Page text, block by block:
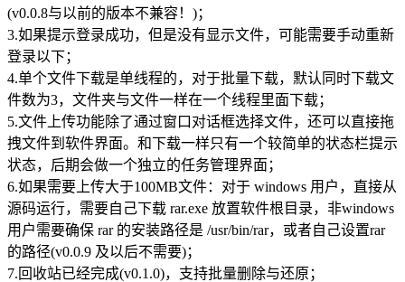
(v0.0.8与以前的版本不兼容！)；
3.如果提示登录成功，但是没有显示文件，可能需要手动重新
登录以下；
4.单个文件下载是单线程的，对于批量下载，默认同时下载文
件数为3，文件夹与文件一样在一个线程里面下载；
5.文件上传功能除了通过窗口对话框选择文件，还可以直接拖
拽文件到软件界面。和下载一样只有一个较简单的状态栏提示
状态，后期会做一个独立的任务管理界面；
6.如果需要上传大于100MB文件：对于 windows 用户，直接从
源码运行，需要自己下载 rar.exe 放置软件根目录，非windows
用户需要确保 rar 的安装路径是 /usr/bin/rar，或者自己设置rar
的路径(v0.0.9 及以后不需要)；
7.回收站已经完成(v0.1.0)，支持批量删除与还原；